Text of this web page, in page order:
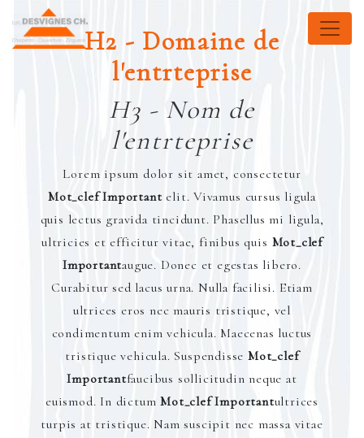
Panneau de gestion des cookies
H2 - Domaine de
l'entrteprise
H3 - Nom de
l'entrteprise
Lorem ipsum dolor sit amet, consectetur
Mot_clef Importantelit. Vivamus cursus ligula
quis lectus gravida tincidunt. Phasellus mi ligula,
ultricies et efficitur vitae, finibus quis Mot_clef
Importantaugue. Donec et egestas libero.
Curabitur sed lacus urna. Nulla facilisi. Etiam
ultrices eros nec mauris tristique, vel
condimentum enim vehicula. Maecenas luctus
tristique vehicula. SuspendisseMot_clef
Importantfaucibus sollicitudin neque at
euismod. In dictumMot_clef Importantultrices
turpis at tristique. Nam suscipit nec massa vitae